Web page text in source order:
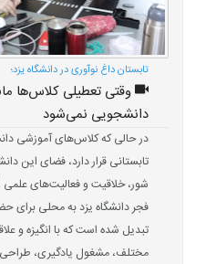
تابستان داغ نوآوری در دانشگاه یزد؛
وقتی تعطیلی کلاس‌ها
دانشجویی نمی‌شود
در حالی که کلاس‌های آموزشی
تابستانی قرار دارد، فضای این
شور، خلاقیت و فعالیت‌های
فجر دانشگاه یزد به محلی برای
تبدیل شده است که با انگیزه و
مختلف، مشغول یادگیری،